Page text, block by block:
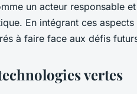
un acteur responsable
En intégrant ces
à faire face aux défis
vertes